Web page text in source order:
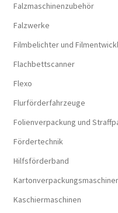
Falzmaschinenzubehör
Falzwerke
Filmbelichter und
Flachbettscanner
Flexo
Flurförderfahrzeuge
Folienverpackung und
Fördertechnik
Hilfsförderband
Kaschiermaschinen